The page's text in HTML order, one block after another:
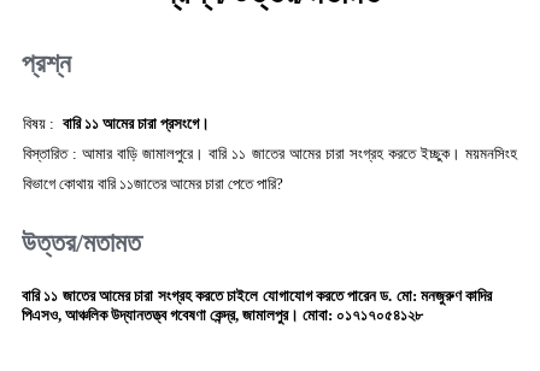
প্রশ্ন
বিষয় : বারি ১১ আমের চারা প্রসংগে।
বিস্তারিত : আমার বাড়ি জামালপুরে। বারি ১১ জাতের আমের চারা সংগ্রহ করতে ইচ্ছুক। ময়মনসিংহ
বিভাগে কোথায় বারি ১১জাতের আমের চারা পেতে পারি?
উত্তর/মতামত
বারি ১১ জাতের আমের চারা সংগ্রহ করতে চাইলে যোগাযোগ করতে পারেন ড. মো: মনজুরুণ কাদির
পিএসও, আঞ্চলিক উদ্যানতত্ত্ব গবেষণা কেন্দ্র, জামালপুর। মোবা: ০১৭১৭০৫৪১২৮